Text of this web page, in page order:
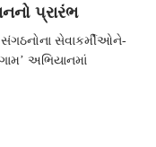
પ્રારંભ
સેવાકર્મીઓને-
અભિયાનમાં